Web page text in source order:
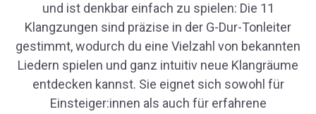
und ist denkbar einfach zu spielen: Die 11
Klangzungen sind präzise in der G-Dur-Tonleiter
gestimmt, wodurch du eine Vielzahl von bekannten
Liedern spielen und ganz intuitiv neue Klangräume
entdecken kannst. Sie eignet sich sowohl für
Einsteiger:innen als auch für erfahrene